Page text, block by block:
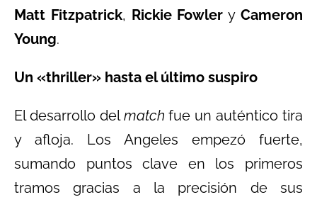
Matt Fitzpatrick, Rickie Fowler yCameron
Young.
Un «thriller» hasta el último suspiro
El desarrollo delmatch fue un auténtico tira
y afloja. Los Angeles empezó fuerte,
sumando puntos clave en los primeros
tramos gracias a la precisión de sus